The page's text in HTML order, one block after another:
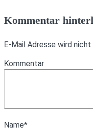
Kommentar
E-Mail Adresse wird
Kommentar
Name*